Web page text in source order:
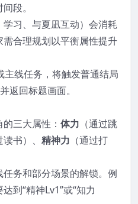
段。
习、与夏凪互动）会消耗
合理规划以平衡属性提升
主线任务，将触发普通结局
返回标题画面。
三大属性： 体力 （通过跳
读书）、 精神力 （通过打
任务和部分场景的解锁。例
到“精神Lv1”或“知力